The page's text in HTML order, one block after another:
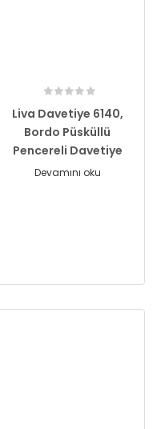
Liva Davetiye 6140,
Bordo Püsküllü
Pencereli Davetiye
Devamını oku